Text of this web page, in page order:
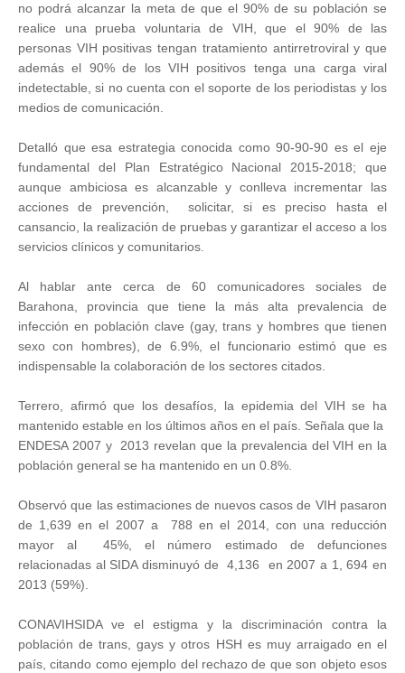
no podrá alcanzar la meta de que el 90% de su población se
realice una prueba voluntaria de VIH, que el 90% de las
personas VIH positivas tengan tratamiento antirretroviral y que
además el 90% de los VIH positivos tenga una carga viral
indetectable, si no cuenta con el soporte de los periodistas y los
medios de comunicación.
Detalló que esa estrategia conocida como 90-90-90 es el eje
fundamental del Plan Estratégico Nacional 2015-2018; que
aunque ambiciosa es alcanzable y conlleva incrementar las
acciones de prevención, solicitar, si es preciso hasta el
cansancio, la realización de pruebas y garantizar el acceso a los
servicios clínicos y comunitarios.
Al hablar ante cerca de 60 comunicadores sociales de
Barahona, provincia que tiene la más alta prevalencia de
infección en población clave (gay, trans y hombres que tienen
sexo con hombres), de 6.9%, el funcionario estimó que es
indispensable la colaboración de los sectores citados.
Terrero, afirmó que los desafíos, la epidemia del VIH se ha
mantenido estable en los últimos años en el país. Señala que la
ENDESA 2007 y 2013 revelan que la prevalencia del VIH en la
población general se ha mantenido en un 0.8%.
Observó que las estimaciones de nuevos casos de VIH pasaron
de 1,639 en el 2007 a 788 en el 2014, con una reducción
mayor al 45%, el número estimado de defunciones
relacionadas al SIDA disminuyó de 4,136 en 2007 a 1, 694 en
2013 (59%).
CONAVIHSIDA ve el estigma y la discriminación contra la
población de trans, gays y otros HSH es muy arraigado en el
país, citando como ejemplo del rechazo de que son objeto esos